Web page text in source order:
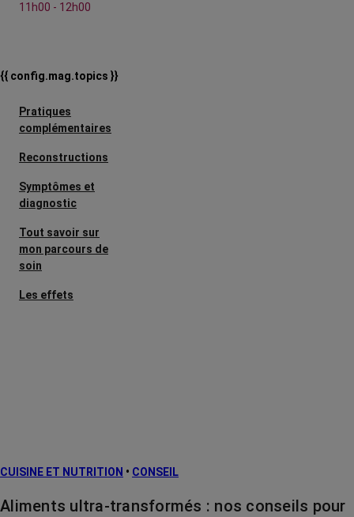
11h00 - 12h00
{{ config.mag.topics }}
Pratiques
complémentaires
Reconstructions
Symptômes et
diagnostic
Tout savoir sur
mon parcours de
soin
Les effets
Traitements
CUISINE ET NUTRITION • CONSEIL
Aliments ultra-transformés : nos conseils pour